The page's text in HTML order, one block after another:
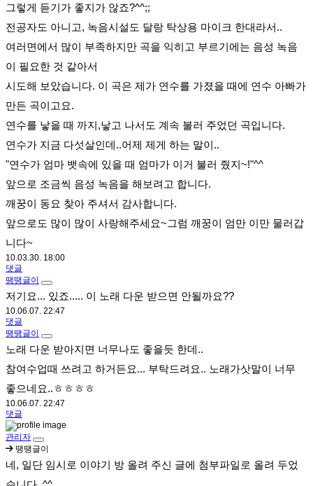
그렇게 듣기가 좋지가 않죠?^^;;
전공자도 아니고, 녹음시설도 달랑 탁상용 마이크 한대라서..
여러면에서 많이 부족하지만 곡을 익히고 부르기에는 음성 녹음
이 필요한 것 같아서
시도해 보았습니다. 이 곡은 제가 연수를 가졌을 때에 연수 아빠가
만든 곡이고요.
연수를 낳을 때 까지,낳고 나서도 계속 불러 주었던 곡입니다.
연수가 지금 다섯살인데..어제 제게 하는 말이..
"연수가 엄마 뱃속에 있을 때 엄마가 이거 불러 줬지~!"^^
앞으로 조금씩 음성 녹음을 해보려고 합니다.
깨꿍이 동요 찾아 주셔서 감사합니다.
앞으로도 많이 많이 사랑해주세요~그럼 깨꿍이 엄만 이만 물러갑
니다~
10.03.30. 18:00
댓글
땡땡글이
저기요... 있죠..... 이 노래 다운 받으면 안될까요??
10.06.07. 22:47
댓글
땡땡글이
노래 다운 받아지면 너무나도 좋을듯 한데..
참여수업때 쓰려고 하거든요... 부탁드려요.. 노래가삿말이 너무
좋으네요..ㅎㅎㅎㅎ
10.06.07. 22:47
댓글
관리자
땡땡글이
네, 일단 임시로 이야기 방 올려 주신 글에 첨부파일로 올려 두었